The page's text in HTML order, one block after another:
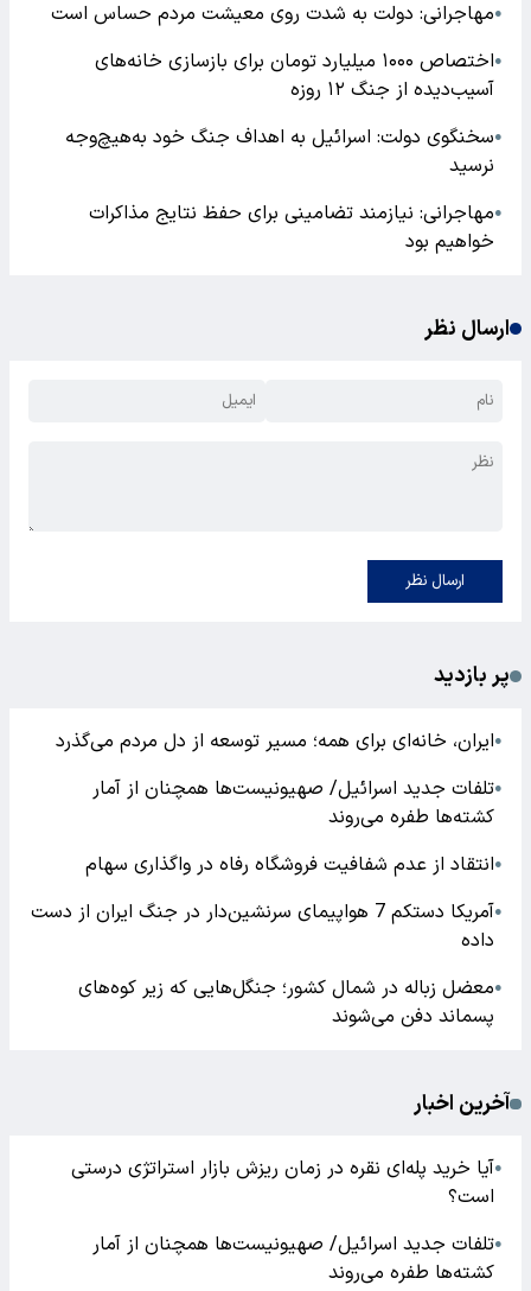
●مهاجرانی: دولت به شدت روی معیشت مردم حساس است
●
اختصاص ۱۰۰۰ میلیارد تومان برای بازسازی خانه‌های
آسیب‌دیده از جنگ ۱۲ روزه
●سخنگوی دولت: اسرائیل به اهداف جنگ خود به‌هیچ‌‌وجه
نرسید
●مهاجرانی: نیازمند تضامینی برای حفظ نتایج مذاکرات
خواهیم بود
ارسال نظر
ارسال نظر
پر بازدید
●ایران، خانه‌ای برای همه؛ مسیر توسعه از دل مردم می‌گذرد
●تلفات جدید اسرائیل/ صهیونیست‌ها همچنان از آمار
کشته‌ها طفره می‌روند
●انتقاد از عدم شفافیت فروشگاه رفاه در واگذاری سهام
●
آمریکا دستکم 7 هواپیمای سرنشین‌دار در جنگ ایران از دست
داده
●معضل زباله در شمال کشور؛ جنگل‌هایی که زیر کوه‌های
پسماند دفن می‌شوند
آخرین اخبار
●آیا خرید پله‌ای نقره در زمان ریزش بازار استراتژی درستی
است؟
●تلفات جدید اسرائیل/ صهیونیست‌ها همچنان از آمار
کشته‌ها طفره می‌روند